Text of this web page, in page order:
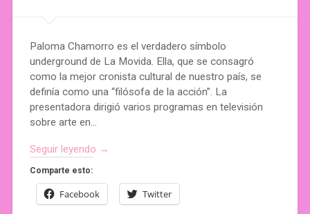
Paloma Chamorro es el verdadero símbolo
underground de La Movida. Ella, que se consagró
como la mejor cronista cultural de nuestro país, se
definía como una “filósofa de la acción”. La
presentadora dirigió varios programas en televisión
sobre arte en…
Seguir leyendo →
Comparte esto:
Facebook Twitter